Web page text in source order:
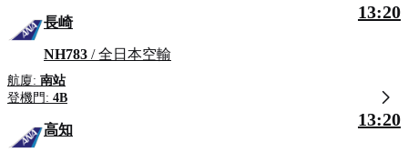
長崎
NH783 / 全日本空輸
航廈: 南站
登機門: 4B
13:20
高知
13:20